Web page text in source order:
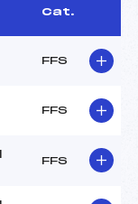
Cat.
FFS
FFS
FFS